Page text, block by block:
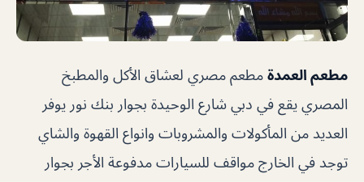
مطعم العمدة مطعم مصري لعشاق الأكل والمطبخ
المصري يقع في دبي شارع الوحيدة بجوار بنك نور يوفر
العديد من المأكولات والمشروبات وانواع القهوة والشاي
توجد في الخارج مواقف للسيارات مدفوعة الأجر بجوار